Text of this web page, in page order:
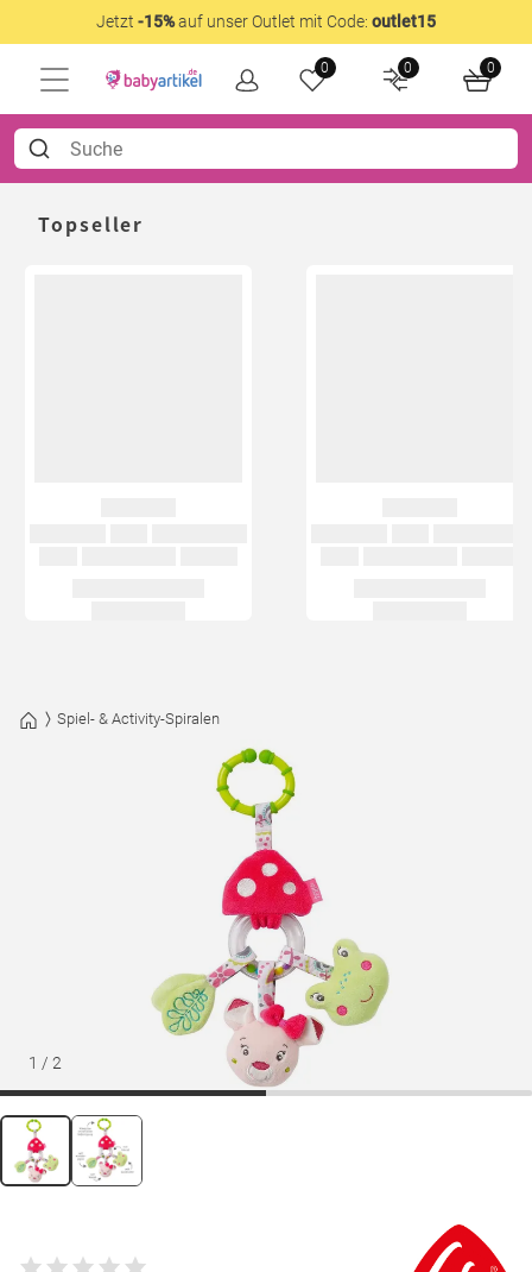
Jetzt -15%auf unser Outlet mit Code: outlet15
0 0 0
Topseller
Spiel- & Activity-Spiralen
1 / 2